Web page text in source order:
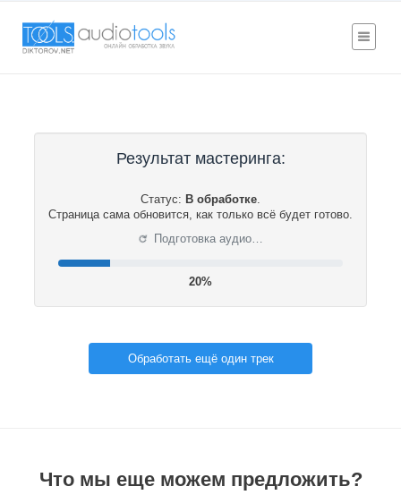
Результат мастеринга:
Статус: В обработке.
Страница сама обновится, как только всё будет готово.
⟳ Подготовка аудио…
21%
Обработать ещё один трек
Что мы еще можем предложить?